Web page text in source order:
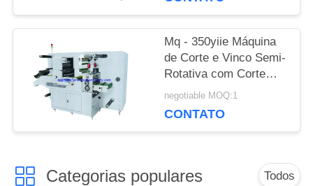
DE
PRIVACIDADE
Mq - 350yiie Máquina
de Corte e Vinco Semi-
Rotativa com Corte
Longitudinal
negotiable MOQ:1
CONTATO
Categorias populares Todos